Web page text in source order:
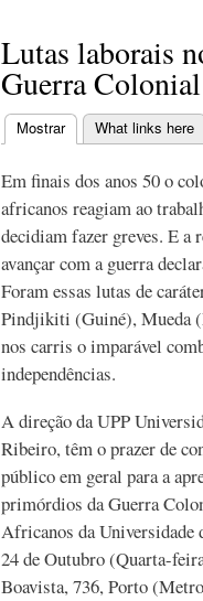
Lutas laborais
Guerra
Separadores
Mostrar(separador ativo)
What links here
Em finais dos anos 50 o
africanos reagiam ao
decidiam fazer greves. E a
avançar com a guerra
Foram essas lutas de
Pindjikiti (Guiné), Mueda
nos carris o imparável
independências.
A direção da UPP
Ribeiro, têm o prazer de
público em geral para a
primórdios da Guerra
Africanos da Universidade
24 de Outubro (Quarta-
Boavista, 736, Porto